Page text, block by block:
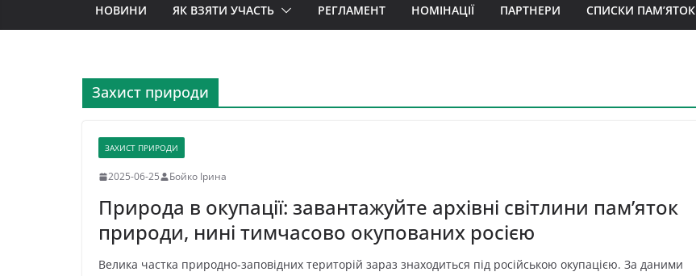
НОВИНИ ЯК ВЗЯТИ УЧАСТЬ РЕГЛАМЕНТ НОМІНАЦІЇ ПАРТНЕРИ СПИСКИ ПАМ’ЯТОК
Захист природи
ЗАХИСТ ПРИРОДИ
2025-06-25 Бойко Ірина
Природа в окупації: завантажуйте архівні світлини пам’яток
природи, нині тимчасово окупованих росією
Велика частка природно-заповідних територій зараз знаходиться під російською окупацією. За даними